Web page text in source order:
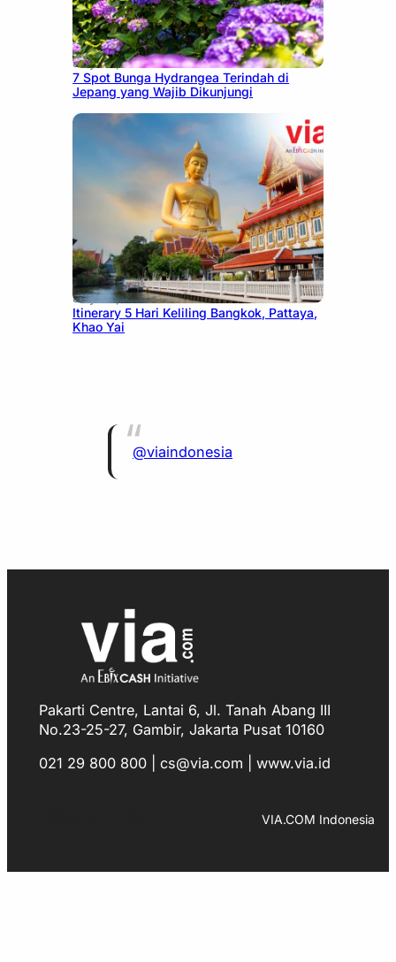
July 23, 2026
7 Spot Bunga Hydrangea Terindah di
Jepang yang Wajib Dikunjungi
July 20, 2026
Itinerary 5 Hari Keliling Bangkok, Pattaya,
Khao Yai
@viaindonesia
Pakarti Centre, Lantai 6, Jl. Tanah Abang III
No.23-25-27, Gambir, Jakarta Pusat 10160
021 29 800 800 | cs@via.com | www.via.id
VIA.COM Indonesia